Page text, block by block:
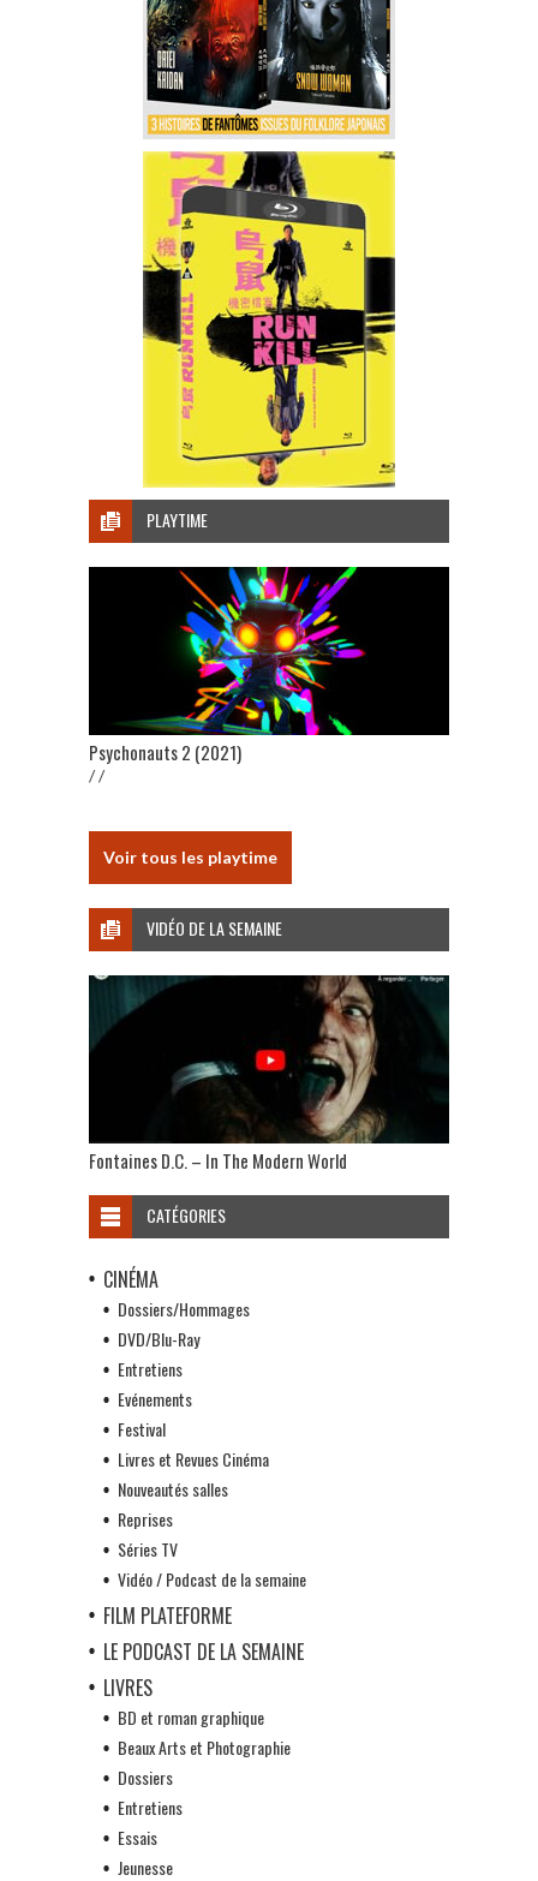
PLAYTIME
Psychonauts 2 (2021)
/ /
Voir tous les playtime
VIDÉO DE LA SEMAINE
Fontaines D.C. – In The Modern World
CATÉGORIES
CINÉMA
Dossiers/Hommages
DVD/Blu-Ray
Entretiens
Evénements
Festival
Livres et Revues Cinéma
Nouveautés salles
Reprises
Séries TV
Vidéo / Podcast de la semaine
FILM PLATEFORME
LE PODCAST DE LA SEMAINE
LIVRES
BD et roman graphique
Beaux Arts et Photographie
Dossiers
Entretiens
Essais
Jeunesse